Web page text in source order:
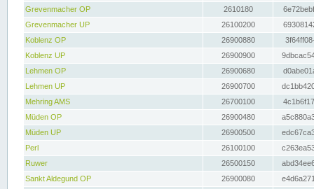
Grevenmacher OP
2610180
Grevenmacher UP
26100200
Koblenz OP
26900880
Koblenz UP
26900900
Lehmen OP
26900680
Lehmen UP
26900700
Mehring AMS
26700100
Müden OP
26900480
Müden UP
26900500
Perl
26100100
Ruwer
26500150
Sankt Aldegund OP
26900080